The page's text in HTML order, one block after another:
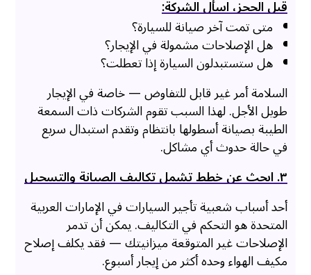
قبل الحجز، اسأل الشركة:
متى تمت آخر صيانة للسيارة؟
هل الإصلاحات مشمولة في الإيجار؟
هل ستستبدلون السيارة إذا تعطلت؟
السلامة أمر غير قابل للتفاوض — خاصة في الإيجار
طويل الأجل. لهذا السبب تقوم الشركات ذات السمعة
الطيبة بصيانة أسطولها بانتظام وتقدم استبدال سريع
في حالة حدوث أي مشاكل.
۳. ابحث عن خطط تشمل تكاليف الصيانة والتسجيل
أحد أسباب شعبية تأجير السيارات في الإمارات العربية
المتحدة هو التحكم في التكاليف. يمكن أن تدمر
الإصلاحات غير المتوقعة ميزانيتك — فقد يكلف إصلاح
مكيف الهواء وحده أكثر من إيجار أسبوع.